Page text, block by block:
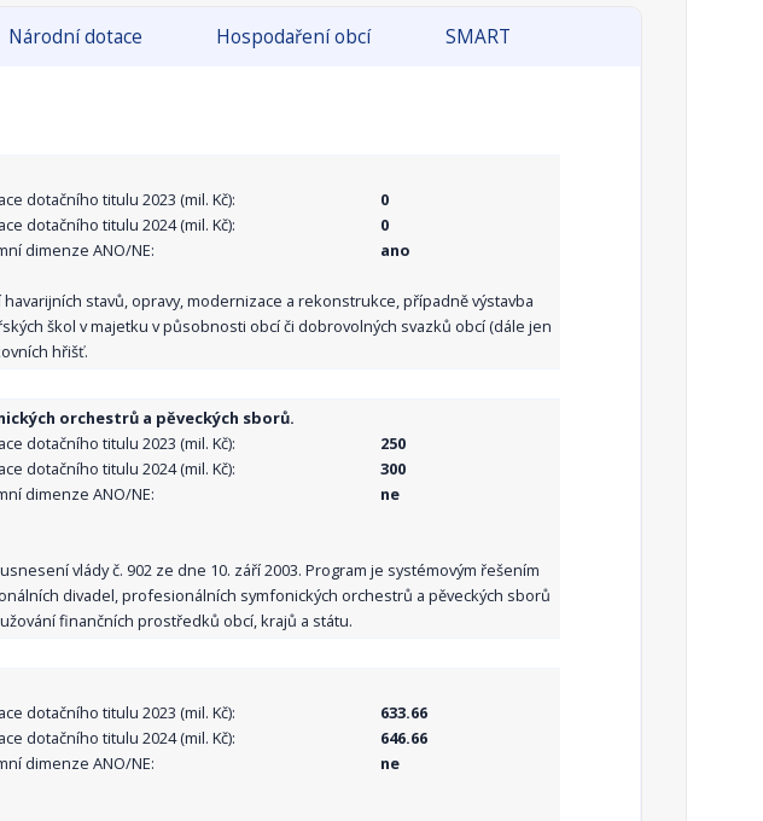
Národní dotace Hospodaření obcí SMART
dotačního titulu 2023 (mil. Kč):
0
dotačního titulu 2024 (mil. Kč):
0
dimenze ANO/NE:
ano
stavů, opravy, modernizace a rekonstrukce, případně výstavba
škol v majetku v působnosti obcí či dobrovolných svazků obcí (dále jen
hřišť.
orchestrů a pěveckých sborů.
dotačního titulu 2023 (mil. Kč):
250
dotačního titulu 2024 (mil. Kč):
300
dimenze ANO/NE:
ne
vlády č. 902 ze dne 10. září 2003. Program je systémovým řešením
divadel, profesionálních symfonických orchestrů a pěveckých sborů
finančních prostředků obcí, krajů a státu.
dotačního titulu 2023 (mil. Kč):
633.66
dotačního titulu 2024 (mil. Kč):
646.66
dimenze ANO/NE:
ne